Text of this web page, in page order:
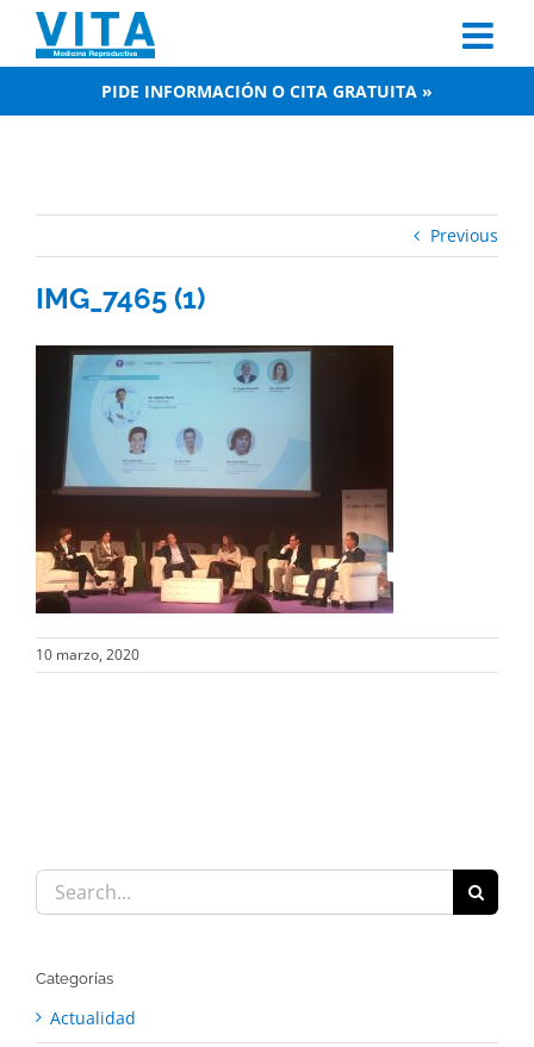
content
PIDE INFORMACIÓN O CITA GRATUITA »
Previous
IMG_7465 (1)
10 marzo, 2020
Search
for:
Categorías
Actualidad